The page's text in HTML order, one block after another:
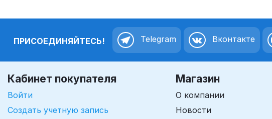
ПРИСОЕДИНЯЙТЕСЬ! Telegram Вконтакте
Кабинет покупателя
Войти
Создать учетную запись
Магазин
О компании
Новости